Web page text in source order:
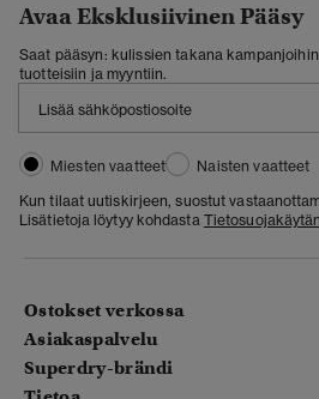
Avaa Eksklusiivinen Pääsy
Saat pääsyn: kulissien takana
tuotteisiin ja myyntiin.
Miesten vaatteet
Naisten vaatteet
Kun tilaat uutiskirjeen, suostut
Lisätietoja löytyy kohdasta
Ostokset verkossa
Asiakaspalvelu
Superdry-brändi